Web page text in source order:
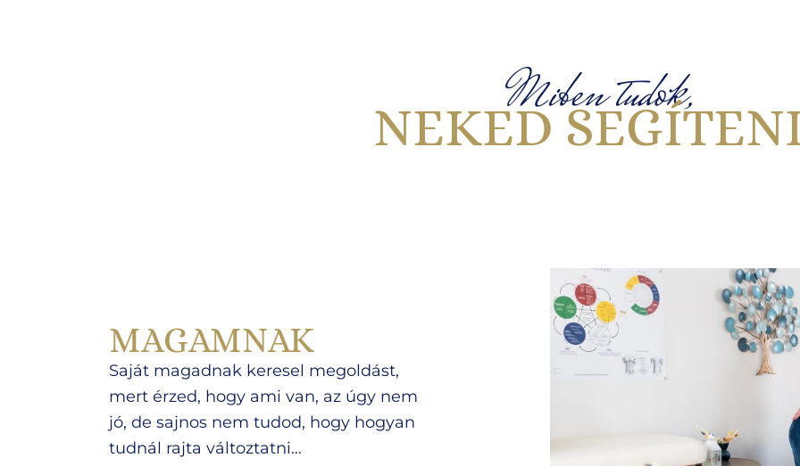
Miben tudok,
NEKED
MAGAMNAK
Saját magadnak keresel megoldást,
mert érzed, hogy ami van, az úgy nem
jó, de sajnos nem tudod, hogy hogyan
tudnál rajta változtatni…